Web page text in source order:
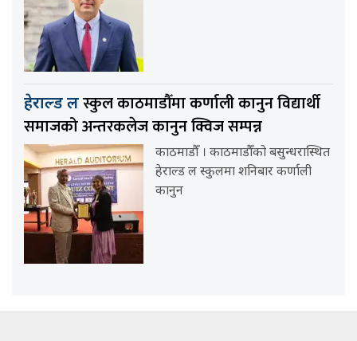
हेराल्ड लस्कुल काठमाडौँमा कर्णाली कानुन विद्यार्थी
समाजको अन्तरकलेज कानुन क्विज सम्पन्न
काठमाडौँ । काठमाडौँको बसुन्धरास्थित
हेराल्ड ल स्कुलमा शनिबार कर्णाली
कानुन